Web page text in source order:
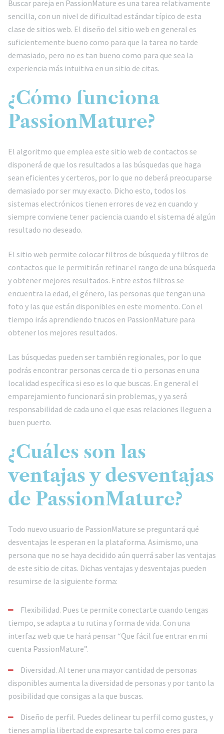
Buscar pareja en PassionMature es una tarea relativamente
sencilla, con un nivel de dificultad estándar típico de esta
clase de sitios web. El diseño del sitio web en general es
suficientemente bueno como para que la tarea no tarde
demasiado, pero no es tan bueno como para que sea la
experiencia más intuitiva en un sitio de citas.
¿Cómo funciona
PassionMature?
El algoritmo que emplea este sitio web de contactos se
disponerá de que los resultados a las búsquedas que haga
sean eficientes y certeros, por lo que no deberá preocuparse
demasiado por ser muy exacto. Dicho esto, todos los
sistemas electrónicos tienen errores de vez en cuando y
siempre conviene tener paciencia cuando el sistema dé algún
resultado no deseado.
El sitio web permite colocar filtros de búsqueda y filtros de
contactos que le permitirán refinar el rango de una búsqueda
y obtener mejores resultados. Entre estos filtros se
encuentra la edad, el género, las personas que tengan una
foto y las que están disponibles en este momento. Con el
tiempo irás aprendiendo trucos en PassionMature para
obtener los mejores resultados.
Las búsquedas pueden ser también regionales, por lo que
podrás encontrar personas cerca de ti o personas en una
localidad específica si eso es lo que buscas. En general el
emparejamiento funcionará sin problemas, y ya será
responsabilidad de cada uno el que esas relaciones lleguen a
buen puerto.
¿Cuáles son las
ventajas y desventajas
de PassionMature?
Todo nuevo usuario de PassionMature se preguntará qué
desventajas le esperan en la plataforma. Asimismo, una
persona que no se haya decidido aún querrá saber las ventajas
de este sitio de citas. Dichas ventajas y desventajas pueden
resumirse de la siguiente forma:
Flexibilidad. Pues te permite conectarte cuando tengas
tiempo, se adapta a tu rutina y forma de vida. Con una
interfaz web que te hará pensar “Que fácil fue entrar en mi
cuenta PassionMature”.
Diversidad. Al tener una mayor cantidad de personas
disponibles aumenta la diversidad de personas y por tanto la
posibilidad que consigas a la que buscas.
Diseño de perfil. Puedes delinear tu perfil como gustes, y
tienes amplia libertad de expresarte tal como eres para